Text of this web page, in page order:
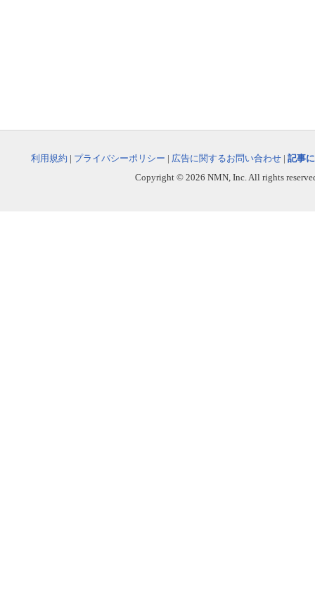
利用規約 | プライバシーポリシー | 広告に関するお問い合わせ | 記事
Copyright © 2026 NMN, Inc. All rights